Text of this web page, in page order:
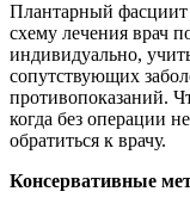
Плантарный фасциит
схему лечения врач
индивидуально,
сопутствующих
противопоказаний.
когда без операции
обратиться к врачу.
Консервативные